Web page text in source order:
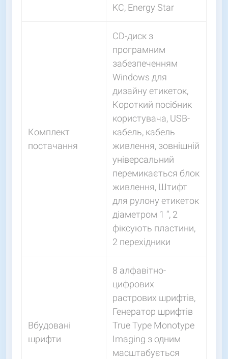
KC, Energy Star
Комплект
постачання
CD-диск з
програмним
забезпеченням
Windows для
дизайну етикеток,
Короткий посібник
користувача, USB-
кабель, кабель
живлення, зовнішній
універсальний
перемикається блок
живлення, Штифт
для рулону етикеток
діаметром 1 “, 2
фіксують пластини,
2 перехідники
Вбудовані
шрифти
8 алфавітно-
цифрових
растрових шрифтів,
Генератор шрифтів
True Type Monotype
Imaging з одним
масштабується